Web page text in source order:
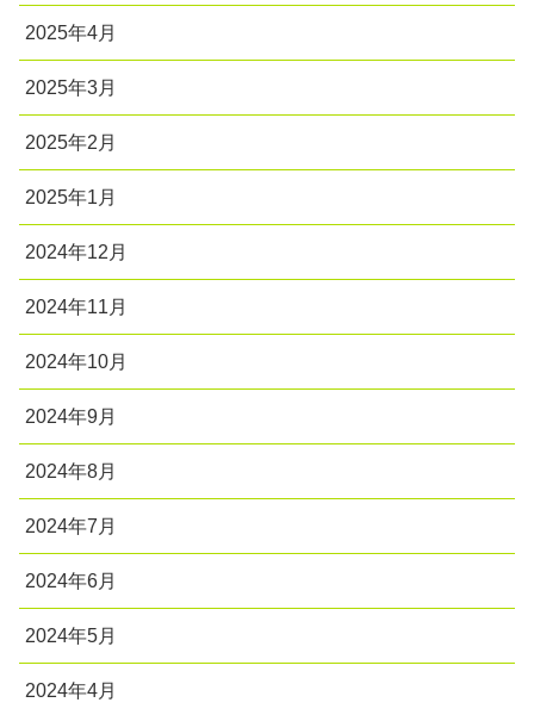
2025年4月
2025年3月
2025年2月
2025年1月
2024年12月
2024年11月
2024年10月
2024年9月
2024年8月
2024年7月
2024年6月
2024年5月
2024年4月